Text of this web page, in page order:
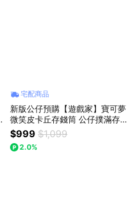
宅配商品
新版公仔預購【遊戲家】寶可夢
微笑皮卡丘存錢筒 公仔撲滿存款
立體玩偶公仔皮卡丘 - 皮卡丘
$999 $1,099
2.0%